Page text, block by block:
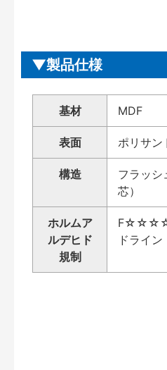
製品仕様
基材 MDF
表面 ポリサン
構造
フラッシ
芯）
ホルムア
ルデヒド
規制
F☆☆☆☆
ドライン